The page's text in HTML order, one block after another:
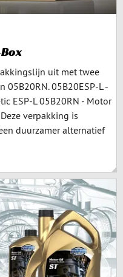
uit met twee
05B20RN. 05B20ESP-L -
ESP-L 05B20RN - Motor
verpakking is
duurzamer alternatief